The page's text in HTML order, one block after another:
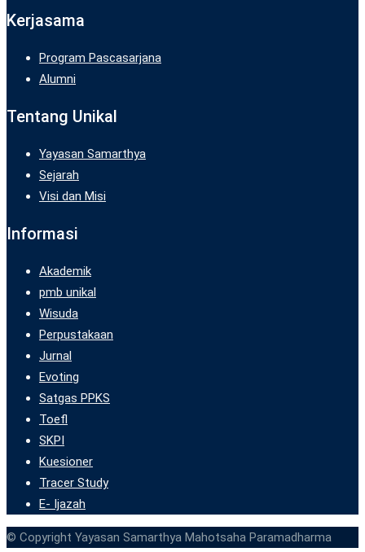
Kerjasama
Program Pascasarjana
Alumni
Tentang Unikal
Yayasan Samarthya
Sejarah
Visi dan Misi
Informasi
Akademik
pmb unikal
Wisuda
Perpustakaan
Jurnal
Evoting
Satgas PPKS
Toefl
SKPI
Kuesioner
Tracer Study
E- Ijazah
© Copyright Yayasan Samarthya Mahotsaha Paramadharma